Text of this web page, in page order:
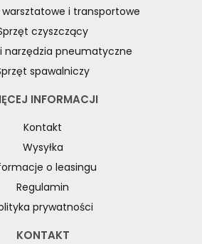
warsztatowe i transportowe
czyszczący
i narzędzia pneumatyczne
spawalniczy
INFORMACJI
Kontakt
Wysyłka
o leasingu
Regulamin
prywatności
KONTAKT